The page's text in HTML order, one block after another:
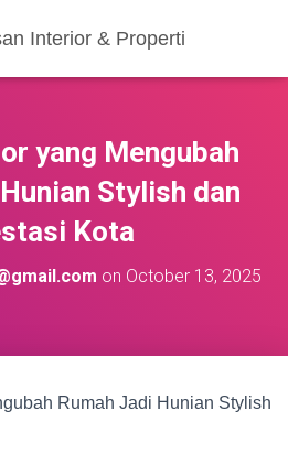
Interior & Properti
yang Mengubah
Stylish dan
Kota
on October 13, 2025
Rumah Jadi Hunian Stylish